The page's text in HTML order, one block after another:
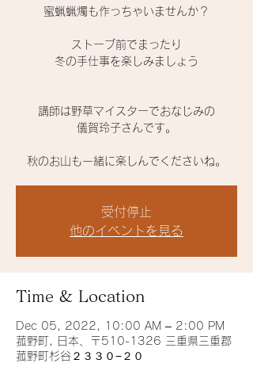
蜜蝋蝋燭も作っちゃいませんか？
ストーブ前でまったり
冬の手仕事を楽しみましょう
講師は野草マイスターでおなじみの
儀賀玲子さんです。
秋のお山も一緒に楽しんでくださいね。
受付停止
他のイベントを見る
Time & Location
Dec 05, 2022, 10:00 AM – 2:00 PM
菰野町, 日本、〒510-1326 三重県三重郡
菰野町杉谷２３３０−２０